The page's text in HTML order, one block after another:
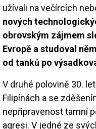
užívali na večírcích
nových
obrovským zájmem
Evropě a studoval
od tanků po
V druhé polovině 30.
Filipínách a se
nepřipravenost tamní
agresi. V jedné ze